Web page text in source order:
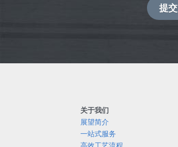
提交
关于我们
展望简介
一站式服务